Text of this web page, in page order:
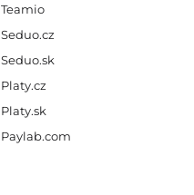
Teamio
Seduo.cz
Seduo.sk
Platy.cz
Platy.sk
Paylab.com